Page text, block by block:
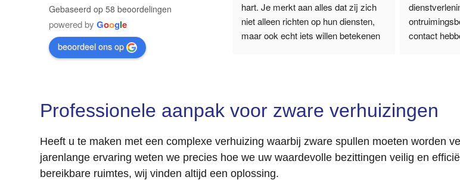
Gebaseerd op 58 beoordelingen
powered by Google
beoordeel ons op
hart. Je merkt aan alles dat zij zich
niet alleen richten op hun diensten,
maar ook echt iets willen betekenen
betrokken en altijd bereid om een
stap extra te zetten. Tony & team ga
zo door! 👍🏻
contact
verliep vlot
Daarnaast
flexibiliteit
Professionele aanpak voor zware verhuizingen
Heeft u te maken met een complexe verhuizing waarbij zware spullen moeten worden
jarenlange ervaring weten we precies hoe we uw waardevolle bezittingen veilig en
bereikbare ruimtes, wij vinden altijd een oplossing.